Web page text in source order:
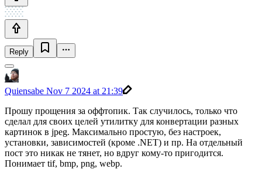
Reply
Quiensabe Nov 7 2024 at 21:39
Прошу прощения за оффтопик. Так случилось, только что
сделал для своих целей утилитку для конвертации разных
картинок в jpeg. Максимально простую, без настроек,
установки, зависимостей (кроме .NET) и пр. На отдельный
пост это никак не тянет, но вдруг кому-то пригодится.
Понимает tif, bmp, png, webp.